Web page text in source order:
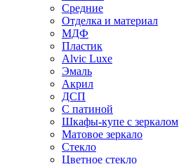
Средние
Отделка и материал
МДФ
Пластик
Alvic Luxe
Эмаль
Акрил
ДСП
С патиной
Шкафы-купе с зеркалом
Матовое зеркало
Стекло
Цветное стекло